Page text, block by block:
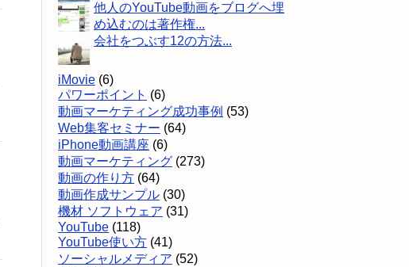
他人のYouTube動画をブログへ埋
め込むのは著作権...
会社をつぶす12の方法...
iMovie (6)
パワーポイント (6)
動画マーケティング成功事例 (53)
Web集客セミナー (64)
iPhone動画講座 (6)
動画マーケティング (273)
動画の作り方 (64)
動画作成サンプル (30)
機材 ソフトウェア (31)
YouTube (118)
YouTube使い方 (41)
ソーシャルメディア (52)